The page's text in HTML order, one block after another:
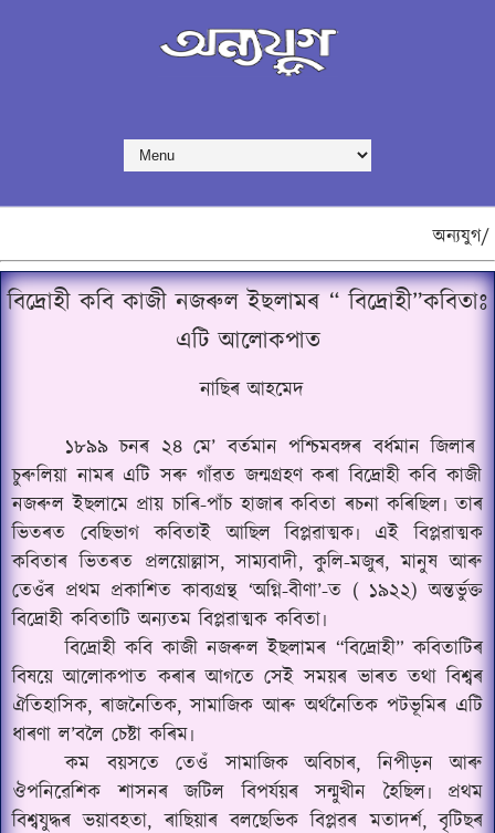
অন্যযুগ/
বিদ্ৰোহী কবি কাজী নজৰুল ইছলামৰ “ বিদ্ৰোহী”কবিতাঃ
এটি আলোকপাত
নাছিৰ আহমেদ
১৮৯৯ চনৰ ২৪ মে’ বৰ্তমান পশ্চিমবঙ্গৰ বৰ্ধমান জিলাৰ
চুৰুলিয়া নামৰ এটি সৰু গাঁৱত জন্মগ্ৰহণ কৰা বিদ্ৰোহী কবি কাজী
নজৰুল ইছলামে প্ৰায় চাৰি-পাঁচ হাজাৰ কবিতা ৰচনা কৰিছিল৷ তাৰ
ভিতৰত বেছিভাগ কবিতাই আছিল বিপ্লৱাত্মক৷ এই বিপ্লৱাত্মক
কবিতাৰ ভিতৰত প্ৰলয়োল্লাস, সাম্যবাদী, কুলি-মজুৰ, মানুষ আৰু
তেওঁৰ প্ৰথম প্ৰকাশিত কাব্যগ্ৰন্থ ‘অগ্নি-বীণা’-ত ( ১৯২২) অন্তৰ্ভুক্ত
বিদ্ৰোহী কবিতাটি অন্যতম বিপ্লৱাত্মক কবিতা৷
বিদ্ৰোহী কবি কাজী নজৰুল ইছলামৰ “বিদ্ৰোহী” কবিতাটিৰ
বিষয়ে আলোকপাত কৰাৰ আগতে সেই সময়ৰ ভাৰত তথা বিশ্বৰ
ঐতিহাসিক, ৰাজনৈতিক, সামাজিক আৰু অৰ্থনৈতিক পটভূমিৰ এটি
ধাৰণা ল’বলৈ চেষ্টা কৰিম৷
কম বয়সতে তেওঁ সামাজিক অবিচাৰ, নিপীড়ন আৰু
ঔপনিৱেশিক শাসনৰ জটিল বিপৰ্যয়ৰ সন্মুখীন হৈছিল৷ প্ৰথম
বিশ্বযুদ্ধৰ ভয়াবহতা, ৰাছিয়াৰ বলছেভিক বিপ্লৱৰ মতাদৰ্শ, বৃটিছৰ